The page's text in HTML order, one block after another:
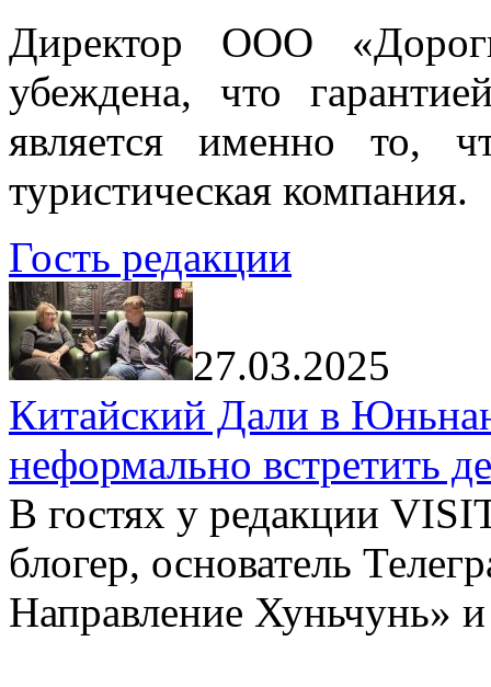
Директор ООО
убеждена, что
является именно то,
туристическая компания.
Гость редакции
27.03.2025
Китайский Дали в
неформально встретить
В гостях у редакции
блогер, основатель
Направление Хуньчунь»